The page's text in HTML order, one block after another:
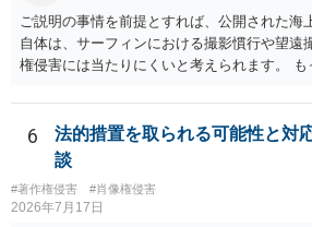
を許諾しない」と書面で明確に通知すること
掲載された場合は、URL、掲載日時、画面を
てください。
ご説明の事情を前提とすれば、公開された海
自体は、サーフィンにおける撮影慣行や望遠
権侵害には当たりにくいと考えられます。
です。低解像度化や透かしだけでは十分とは
する、第三者が識別できない程度に加工す
内だけで表示する方法を検討すべきです。
われた場合、御社の責任が当然に生じるわけ
し、自己申告だけで購入でき、自社が照合不
止めていない現行の運用では、予測可能な不
6
法的措置を取られる可能性と対
談
#著作権侵害 #肖像権侵害
2026年7月17日